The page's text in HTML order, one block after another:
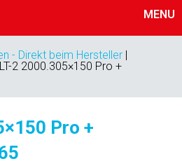
MENU
- Direkt beim Hersteller |
2 2000.305×150 Pro +
Pro +